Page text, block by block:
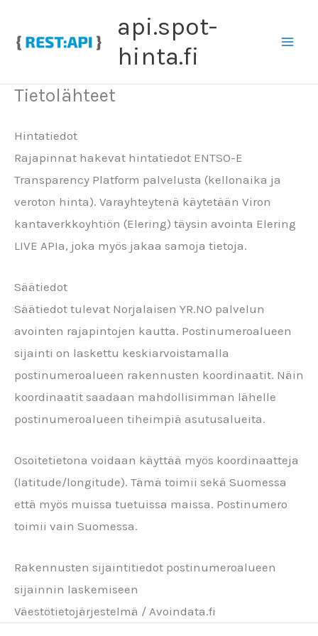
sisältöön
api.spot-
hinta.fi
Tietolähteet
Hintatiedot
Rajapinnat hakevat hintatiedot ENTSO-E
Transparency Platform palvelusta (kellonaika ja
veroton hinta). Varayhteytenä käytetään Viron
kantaverkkoyhtiön (Elering) täysin avointa Elering
LIVE APIa, joka myös jakaa samoja tietoja.
Säätiedot
Säätiedot tulevat Norjalaisen YR.NO palvelun
avointen rajapintojen kautta. Postinumeroalueen
sijainti on laskettu keskiarvoistamalla
postinumeroalueen rakennusten koordinaatit. Näin
koordinaatit saadaan mahdollisimman lähelle
postinumeroalueen tiheimpiä asutusalueita.
Osoitetietona voidaan käyttää myös koordinaatteja
(latitude/longitude). Tämä toimii sekä Suomessa
että myös muissa tuetuissa maissa. Postinumero
toimii vain Suomessa.
Rakennusten sijaintitiedot postinumeroalueen
sijainnin laskemiseen
Väestötietojärjestelmä / Avoindata.fi